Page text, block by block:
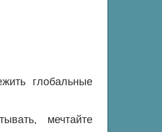
глобальные
мечтайте